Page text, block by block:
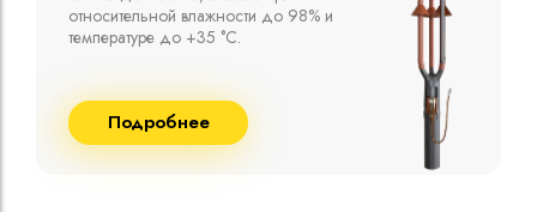
сшитого полиэтилена собственного
производства
Подробнее